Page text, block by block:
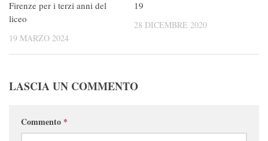
Firenze per i terzi anni del
liceo
19 MARZO 2024
19
28 DICEMBRE 2020
LASCIA UN COMMENTO
Commento *